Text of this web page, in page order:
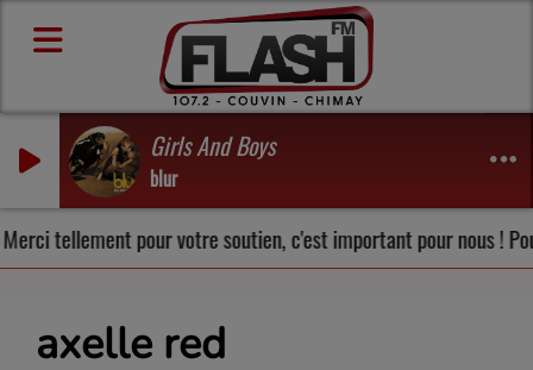
Girls And Boys
blur
pour votre soutien, c'est important pour nous ! Pour vous
axelle red